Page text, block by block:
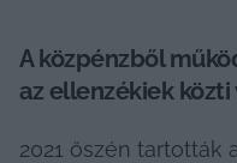
A közpénzből
az ellenzékiek közti
2021 őszén tartották